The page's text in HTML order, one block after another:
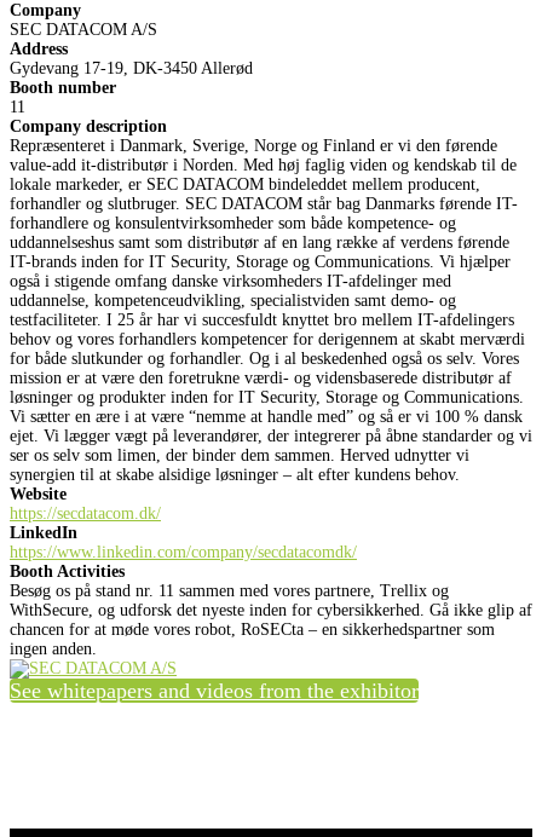
Company
SEC DATACOM A/S
Address
Gydevang 17-19, DK-3450 Allerød
Booth number
11
Company description
Repræsenteret i Danmark, Sverige, Norge og Finland er vi den førende
value-add it-distributør i Norden. Med høj faglig viden og kendskab til de
lokale markeder, er SEC DATACOM bindeleddet mellem producent,
forhandler og slutbruger. SEC DATACOM står bag Danmarks førende IT-
forhandlere og konsulentvirksomheder som både kompetence- og
uddannelseshus samt som distributør af en lang række af verdens førende
IT-brands inden for IT Security, Storage og Communications. Vi hjælper
også i stigende omfang danske virksomheders IT-afdelinger med
uddannelse, kompetenceudvikling, specialistviden samt demo- og
testfaciliteter. I 25 år har vi succesfuldt knyttet bro mellem IT-afdelingers
behov og vores forhandlers kompetencer for derigennem at skabt merværdi
for både slutkunder og forhandler. Og i al beskedenhed også os selv. Vores
mission er at være den foretrukne værdi- og vidensbaserede distributør af
løsninger og produkter inden for IT Security, Storage og Communications.
Vi sætter en ære i at være “nemme at handle med” og så er vi 100 % dansk
ejet. Vi lægger vægt på leverandører, der integrerer på åbne standarder og vi
ser os selv som limen, der binder dem sammen. Herved udnytter vi
synergien til at skabe alsidige løsninger – alt efter kundens behov.
Website
https://secdatacom.dk/
LinkedIn
https://www.linkedin.com/company/secdatacomdk/
Booth Activities
Besøg os på stand nr. 11 sammen med vores partnere, Trellix og
WithSecure, og udforsk det nyeste inden for cybersikkerhed. Gå ikke glip af
chancen for at møde vores robot, RoSECta – en sikkerhedspartner som
ingen anden.
See whitepapers and videos from the exhibitor